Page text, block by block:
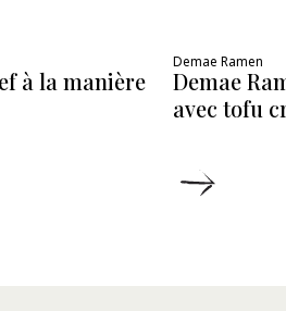
à la manière
Demae Ramen
Demae
avec tofu